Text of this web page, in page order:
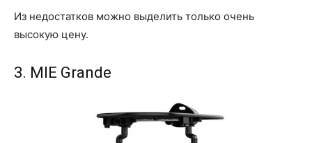
Из недостатков можно выделить только очень
высокую цену.
3. MIE Grande